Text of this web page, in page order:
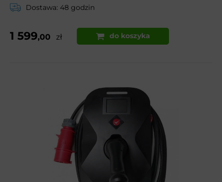
Dostawa: 48 godzin
1 599,00 zł do koszyka